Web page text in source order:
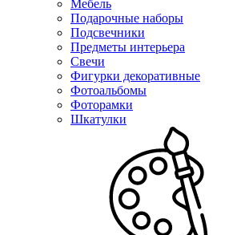
Мебель
Подарочные наборы
Подсвечники
Предметы интерьера
Свечи
Фигурки декоративные
Фотоальбомы
Фоторамки
Шкатулки